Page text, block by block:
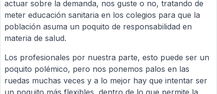
actuar sobre la demanda, nos guste o no, tratando de
meter educación sanitaria en los colegios para que la
población asuma un poquito de responsabilidad en
materia de salud.
Los profesionales por nuestra parte, esto puede ser un
poquito polémico, pero nos ponemos palos en las
ruedas muchas veces y a lo mejor hay que intentar ser
un poquito más flexibles, dentro de lo que permite la